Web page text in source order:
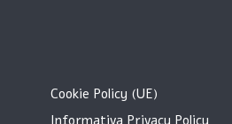
Cookie Policy (UE)
Informativa Privacy Policy